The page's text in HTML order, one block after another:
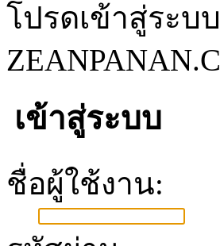
โปรดเข้าสู่ระบ
เข้าสู่ระบบ
ชื่อผู้ใช้งาน: